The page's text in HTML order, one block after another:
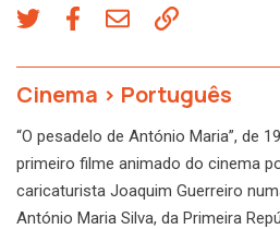
Cinema > Português
“O pesadelo de António Maria”, de
primeiro filme animado do cinema
caricaturista Joaquim Guerreiro
António Maria Silva, da Primeira